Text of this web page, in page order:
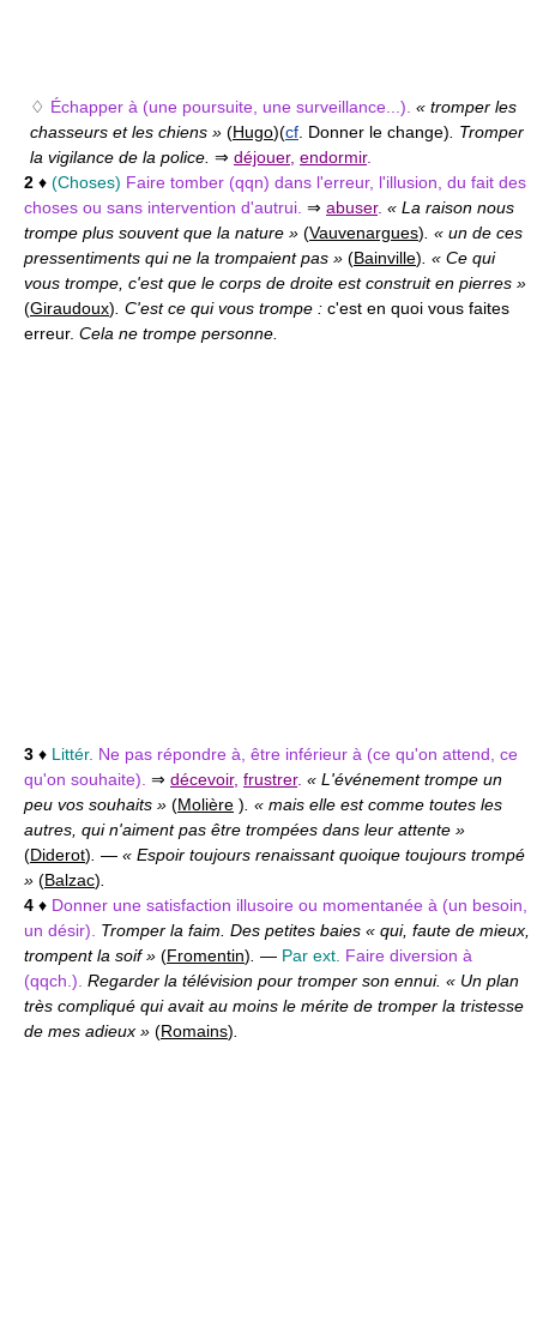
♢ Échapper à (une poursuite, une surveillance...). « tromper les
chasseurs et les chiens » (Hugo)(cf. Donner le change). Tromper
la vigilance de la police. ⇒ déjouer, endormir.
2 ♦ (Choses) Faire tomber (qqn) dans l'erreur, l'illusion, du fait des
choses ou sans intervention d'autrui. ⇒ abuser. « La raison nous
trompe plus souvent que la nature » (Vauvenargues). « un de ces
pressentiments qui ne la trompaient pas » (Bainville). « Ce qui
vous trompe, c'est que le corps de droite est construit en pierres »
(Giraudoux). C'est ce qui vous trompe : c'est en quoi vous faites
erreur. Cela ne trompe personne.
3 ♦ Littér. Ne pas répondre à, être inférieur à (ce qu'on attend, ce
qu'on souhaite). ⇒ décevoir, frustrer. « L'événement trompe un
peu vos souhaits » (Molière ). « mais elle est comme toutes les
autres, qui n'aiment pas être trompées dans leur attente »
(Diderot). — « Espoir toujours renaissant quoique toujours trompé
» (Balzac).
4 ♦ Donner une satisfaction illusoire ou momentanée à (un besoin,
un désir). Tromper la faim. Des petites baies « qui, faute de mieux,
trompent la soif » (Fromentin). — Par ext. Faire diversion à
(qqch.). Regarder la télévision pour tromper son ennui. « Un plan
très compliqué qui avait au moins le mérite de tromper la tristesse
de mes adieux » (Romains).